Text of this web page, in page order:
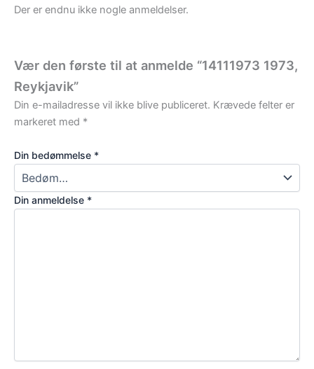
Der er endnu ikke nogle anmeldelser.
Vær den første til at anmelde “14111973 1973,
Reykjavik”
Din e-mailadresse vil ikke blive publiceret. Krævede felter er
markeret med *
Din bedømmelse *
Din anmeldelse *